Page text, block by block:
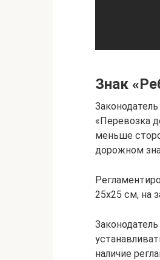
Знак
«Перевозка
меньше
дорожном
25х25 см, на
наличие